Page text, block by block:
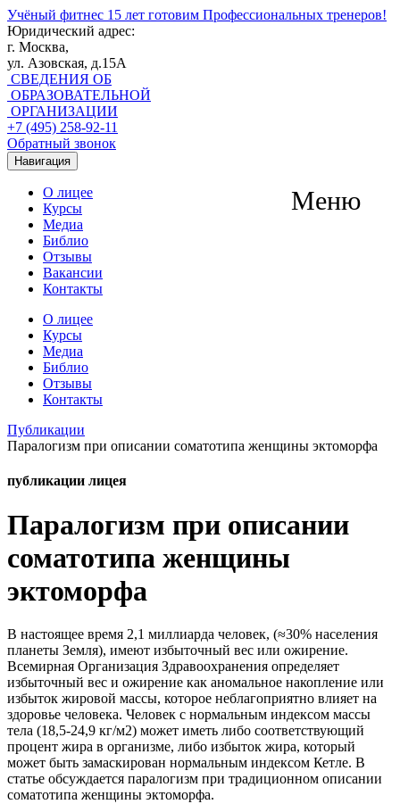
Учёный фитнес 15 лет готовим Профессиональных тренеров!
Юридический адрес:
г. Москва,
ул. Азовская, д.15А
СВЕДЕНИЯ ОБ
ОБРАЗОВАТЕЛЬНОЙ
ОРГАНИЗАЦИИ
+7 (495) 258-92-11
Обратный звонок
Навигация
Меню
О лицее
Курсы
Медиа
Библио
Отзывы
Вакансии
Контакты
О лицее
Курсы
Медиа
Библио
Отзывы
Контакты
Публикации
Паралогизм при описании соматотипа женщины эктоморфа
публикации лицея
Паралогизм при описании
соматотипа женщины
эктоморфа
В настоящее время 2,1 миллиарда человек, (≈30% населения
планеты Земля), имеют избыточный вес или ожирение.
Всемирная Организация Здравоохранения определяет
избыточный вес и ожирение как аномальное накопление или
избыток жировой массы, которое неблагоприятно влияет на
здоровье человека. Человек с нормальным индексом массы
тела (18,5-24,9 кг/м2) может иметь либо соответствующий
процент жира в организме, либо избыток жира, который
может быть замаскирован нормальным индексом Кетле. В
статье обсуждается паралогизм при традиционном описании
соматотипа женщины эктоморфа.